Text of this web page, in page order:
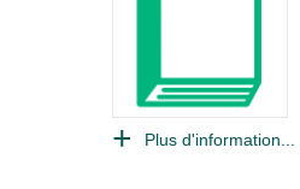
Plus d'information...